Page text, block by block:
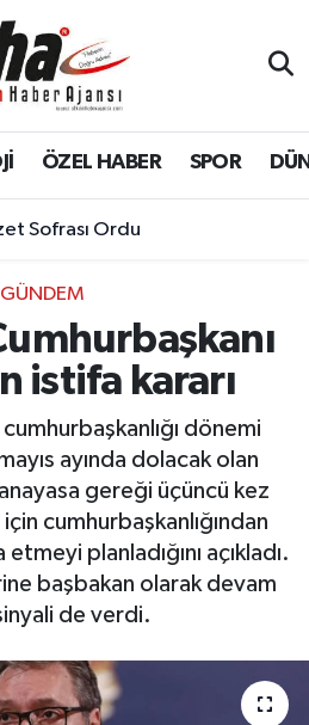
ÖZEL HABER SPOR
Sofrası Ordu
GÜNDEM
istifa kararı
dönemi
ayında dolacak olan
gereği üçüncü kez
cumhurbaşkanlığından
planladığını açıkladı.
başbakan olarak devam
de verdi.
Eczaneler
ve Fikstür